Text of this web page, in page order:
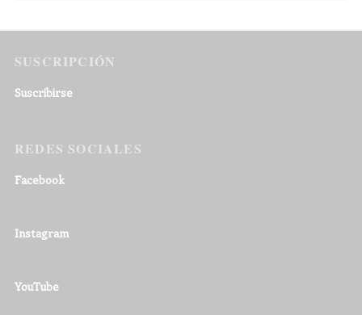
SUSCRIPCIÓN
Suscribirse
REDES SOCIALES
Facebook
Instagram
YouTube